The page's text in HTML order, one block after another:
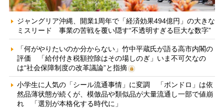
ジャングリア沖縄、開業1周年で「経済効果494億円」の大きな
ミスリード 事業の苦戦を覆い隠す“不透明すぎる巨大な数字”
「何がやりたいのか分からない」竹中平蔵氏が語る高市内閣の
評価 「給付付き税額控除はその場しのぎ」いま不可欠なの
は“社会保障制度の改革議論”と指摘
小学生に人気の「シール流通事情」に変調 「ボンドロ」は依
然品薄状態が続くが、模倣品や類似品が大量流通し一部で値崩
れ 「選別が本格化する時代に」